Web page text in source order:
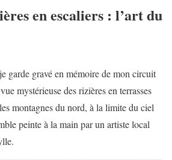
en escaliers : l’art du
garde gravé en mémoire de mon circuit
mystérieuse des rizières en terrasses
montagnes du nord, à la limite du ciel
peinte à la main par un artiste local